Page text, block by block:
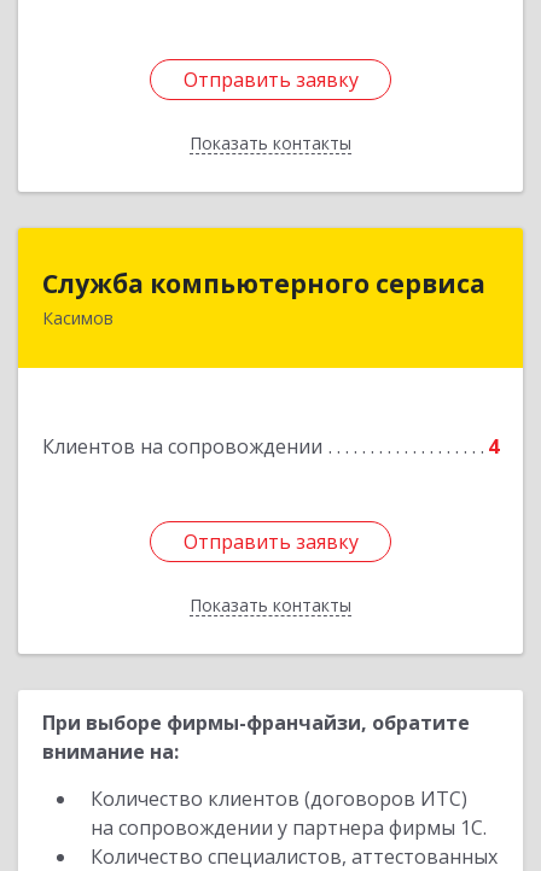
Отправить заявку
Показать контакты
Отправить заявку
Назад
Служба компьютерного сервиса
Касимов
Клиентов на сопровождении 4
Отправить заявку
Показать контакты
Служба компьютерного сервиса
391300, Рязанская обл., г.Касимов, ул.Советская
Отправить заявку
Назад
При выборе фирмы-франчайзи, обратите
внимание на:
Количество клиентов (договоров ИТС)
на сопровождении у партнера фирмы 1С.
Количество специалистов, аттестованных